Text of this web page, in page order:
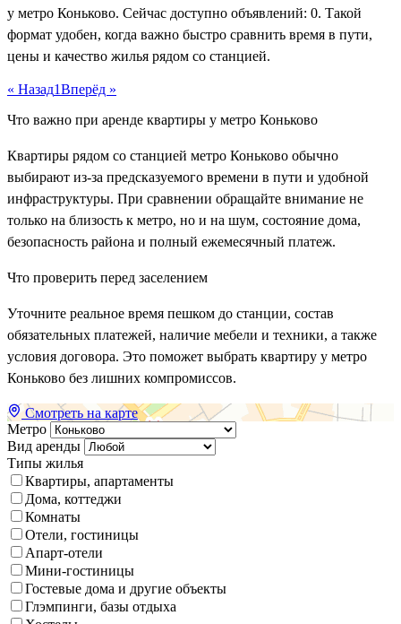
у метро Коньково. Сейчас доступно объявлений: 0. Такой
формат удобен, когда важно быстро сравнить время в пути,
цены и качество жилья рядом со станцией.
« Назад1Вперёд »
Что важно при аренде квартиры у метро Коньково
Квартиры рядом со станцией метро Коньково обычно
выбирают из-за предсказуемого времени в пути и удобной
инфраструктуры. При сравнении обращайте внимание не
только на близость к метро, но и на шум, состояние дома,
безопасность района и полный ежемесячный платеж.
Что проверить перед заселением
Уточните реальное время пешком до станции, состав
обязательных платежей, наличие мебели и техники, а также
условия договора. Это поможет выбрать квартиру у метро
Коньково без лишних компромиссов.
Смотреть на карте
Метро
Вид аренды
Типы жилья
Квартиры, апартаменты
Дома, коттеджи
Комнаты
Отели, гостиницы
Апарт-отели
Мини-гостиницы
Гостевые дома и другие объекты
Глэмпинги, базы отдыха